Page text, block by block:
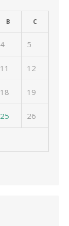
B C
4 5
11 12
18 19
25 26